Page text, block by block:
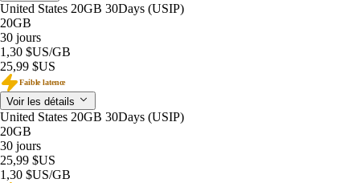
United States 20GB 30Days (USIP)
20GB
30 jours
1,30 $US/GB
25,99 $US
Faible latence
Voir les détails
United States 20GB 30Days (USIP)
20GB
30 jours
25,99 $US
1,30 $US/GB